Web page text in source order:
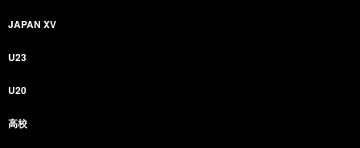
JAPAN XV
U23
U20
高校